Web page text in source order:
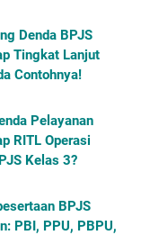
Denda BPJS
Tingkat Lanjut
Contohnya!
Pelayanan
RITL Operasi
Kelas 3?
BPJS
PBI, PPU, PBPU,